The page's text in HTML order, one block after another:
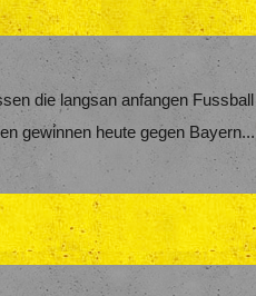
die langsan anfangen
gewinnen heute gegen Bayern...